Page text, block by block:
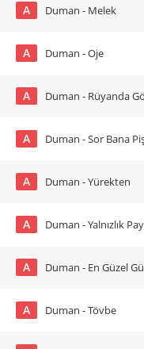
A Duman - Melek
A Duman - Oje
A Duman - Rüyanda
A Duman - Sor Bana
A Duman - Yürekten
A Duman - Yalnızlık
A Duman - En Güzel
A Duman - Tövbe